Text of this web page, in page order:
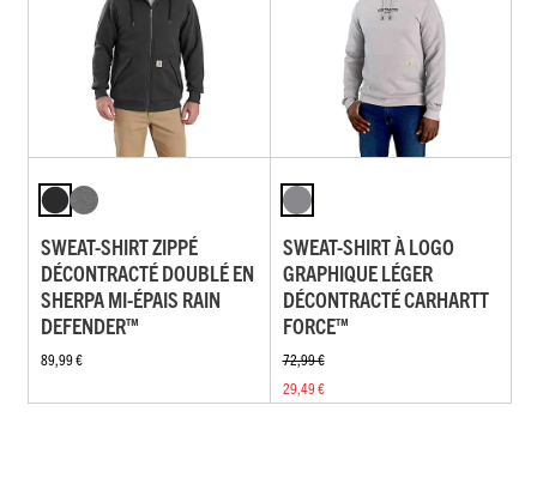
SWEAT-SHIRT ZIPPÉ
DÉCONTRACTÉ DOUBLÉ EN
SHERPA MI-ÉPAIS RAIN
DEFENDER™
89,99 €
SWEAT-SHIRT À LOGO
GRAPHIQUE LÉGER
DÉCONTRACTÉ CARHARTT
FORCE™
72,99 €
29,49 €